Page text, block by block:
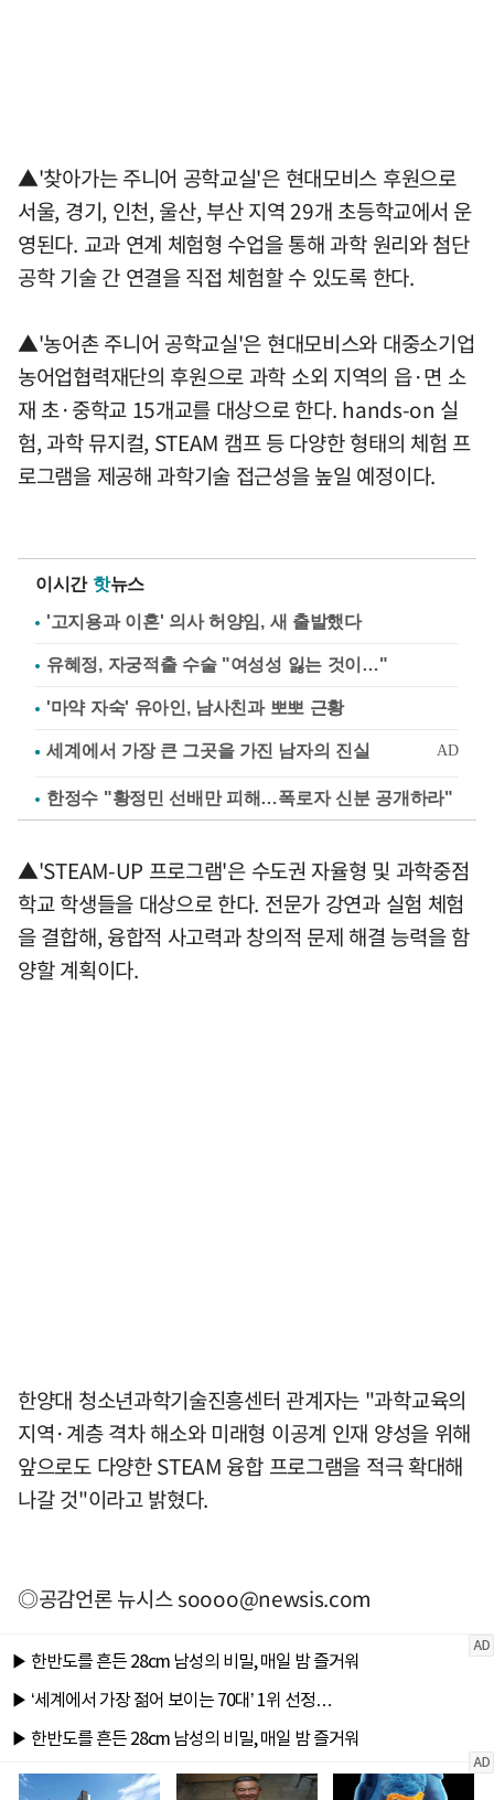
▲'찾아가는 주니어 공학교실'은 현대모비스 후원으로
서울, 경기, 인천, 울산, 부산 지역 29개 초등학교에서 운
영된다. 교과 연계 체험형 수업을 통해 과학 원리와 첨단
공학 기술 간 연결을 직접 체험할 수 있도록 한다.
▲'농어촌 주니어 공학교실'은 현대모비스와 대중소기업
농어업협력재단의 후원으로 과학 소외 지역의 읍·면 소
재 초·중학교 15개교를 대상으로 한다. hands-on 실
험, 과학 뮤지컬, STEAM 캠프 등 다양한 형태의 체험 프
로그램을 제공해 과학기술 접근성을 높일 예정이다.
이시간 핫뉴스
'고지용과 이혼' 의사 허양임, 새 출발했다
유혜정, 자궁적출 수술 "여성성 잃는 것이…"
'마약 자숙' 유아인, 남사친과 뽀뽀 근황
한정수 "황정민 선배만 피해…폭로자 신분 공개하라"
▲'STEAM-UP 프로그램'은 수도권 자율형 및 과학중점
학교 학생들을 대상으로 한다. 전문가 강연과 실험 체험
을 결합해, 융합적 사고력과 창의적 문제 해결 능력을 함
양할 계획이다.
한양대 청소년과학기술진흥센터 관계자는 "과학교육의
지역·계층 격차 해소와 미래형 이공계 인재 양성을 위해
앞으로도 다양한 STEAM 융합 프로그램을 적극 확대해
나갈 것"이라고 밝혔다.
◎공감언론 뉴시스soooo@newsis.com